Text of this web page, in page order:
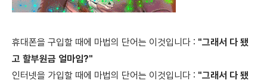
휴대폰을 구입할 때에 마법의 단어는 이것입니다 : "그래서 다 됐
고 할부원금 얼마임?"
인터넷을 가입할 때에 마법의 단어는 이것입니다 : "그래서 다 됐